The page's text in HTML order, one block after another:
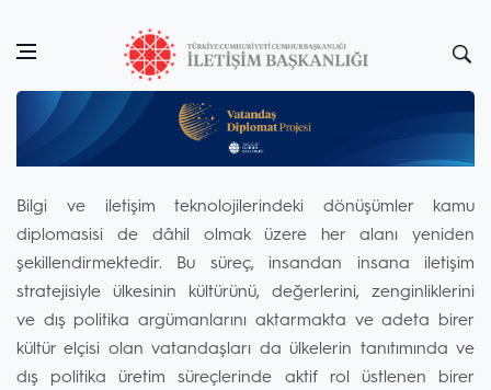
Bilgi ve iletişim teknolojilerindeki dönüşümler kamu
diplomasisi de dâhil olmak üzere her alanı yeniden
şekillendirmektedir. Bu süreç, insandan insana iletişim
stratejisiyle ülkesinin kültürünü, değerlerini, zenginliklerini
ve dış politika argümanlarını aktarmakta ve adeta birer
kültür elçisi olan vatandaşları da ülkelerin tanıtımında ve
dış politika üretim süreçlerinde aktif rol üstlenen birer